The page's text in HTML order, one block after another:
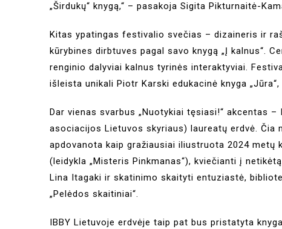
„Širdukų“ knygą,“ – pasakoja Sigita Pikturnaitė-
Kitas ypatingas festivalio svečias – dizaineris ir
kūrybines dirbtuves pagal savo knygą „Į kalnus“.
renginio dalyviai kalnus tyrinės interaktyviai.
išleista unikali Piotr Karski edukacinė knyga
Dar vienas svarbus „Nuotykiai tęsiasi!“ akcentas
asociacijos Lietuvos skyriaus) laureatų erdvė. Čia
apdovanota kaip gražiausiai iliustruota 2024 metų
(leidykla „Misteris Pinkmanas“), kviečianti į
Lina Itagaki ir skatinimo skaityti entuziastė,
„Pelėdos skaitiniai“.
IBBY Lietuvoje erdvėje taip pat bus pristatyta